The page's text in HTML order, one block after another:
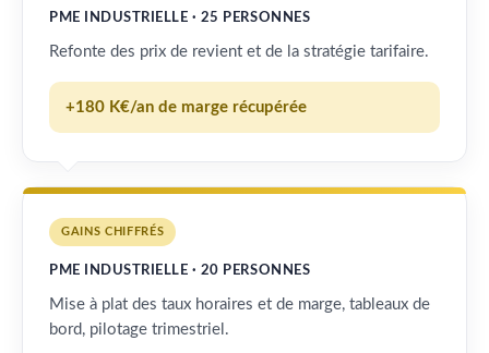
PME INDUSTRIELLE · 25 PERSONNES
Refonte des prix de revient et de la stratégie tarifaire.
+180 K€/an de marge récupérée
GAINS CHIFFRÉS
PME INDUSTRIELLE · 20 PERSONNES
Mise à plat des taux horaires et de marge, tableaux de
bord, pilotage trimestriel.